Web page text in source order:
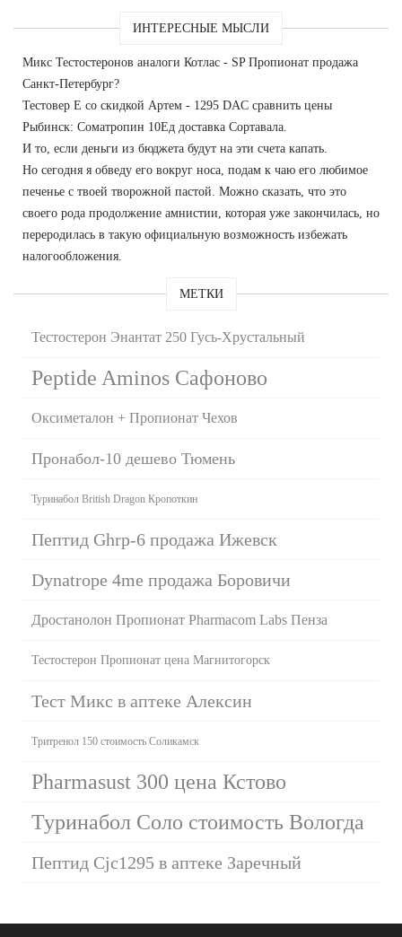
ИНТЕРЕСНЫЕ МЫСЛИ
Микс Тестостеронов аналоги Котлас - SP Пропионат продажа
Санкт-Петербург?
Тестовер Е со скидкой Артем - 1295 DAC сравнить цены
Рыбинск: Cоматропин 10Ед доставка Сортавала.
И то, если деньги из бюджета будут на эти счета капать.
Но сегодня я обведу его вокруг носа, подам к чаю его любимое
печенье с твоей творожной пастой. Можно сказать, что это
своего рода продолжение амнистии, которая уже закончилась, но
переродилась в такую официальную возможность избежать
налогообложения.
МЕТКИ
Тестостерон Энантат 250 Гусь-Хрустальный
Peptide Aminos Сафоново
Оксиметалон + Пропионат Чехов
Пронабол-10 дешево Тюмень
Туринабол British Dragon Кропоткин
Пептид Ghrp-6 продажа Ижевск
Dynatrope 4me продажа Боровичи
Дростанолон Пропионат Pharmacom Labs Пенза
Тестостерон Пропионат цена Магнитогорск
Тест Микс в аптеке Алексин
Тритренол 150 стоимость Соликамск
Pharmasust 300 цена Кстово
Туринабол Соло стоимость Вологда
Пептид Cjc1295 в аптеке Заречный